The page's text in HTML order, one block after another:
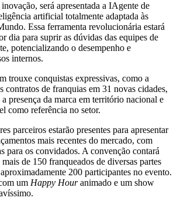
será apresentada a IAgente de
artificial totalmente adaptada às
Essa ferramenta revolucionária estará
dia para suprir as dúvidas das equipes de
potencializando o desempenho e
internos.
trouxe conquistas expressivas, como a
contratos de franquias em 31 novas cidades,
presença da marca em território nacional e
como referência no setor.
parceiros estarão presentes para apresentar
mais recentes do mercado, com
para os convidados. A convenção contará
de 150 franqueados de diversas partes
200 participantes no evento.
um Happy Houranimado e um show